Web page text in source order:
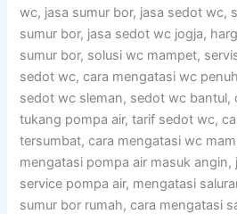
wc, jasa sumur bor, jasa sedot wc,
sumur bor, jasa sedot wc jogja,
sumur bor, solusi wc mampet,
sedot wc, cara mengatasi wc
sedot wc sleman, sedot wc bantul,
tukang pompa air, tarif sedot wc,
tersumbat, cara mengatasi wc
mengatasi pompa air masuk angin,
service pompa air, mengatasi
sumur bor rumah, cara mengatasi